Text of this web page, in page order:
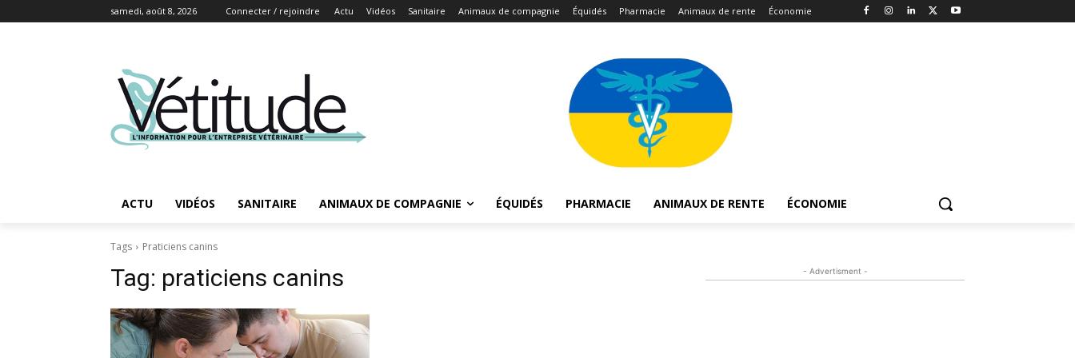
samedi, août 8, 2026 Connecter / rejoindre Actu Vidéos Sanitaire Animaux de compagnie Équidés Pharmacie Animaux de rente Économie
ACTU VIDÉOS SANITAIRE ANIMAUX DE COMPAGNIE ÉQUIDÉS PHARMACIE ANIMAUX DE RENTE ÉCONOMIE
Tags Praticiens canins
Tag: praticiens canins - Advertisment -